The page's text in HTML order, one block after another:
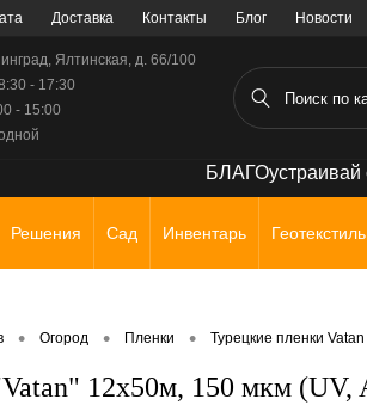
Доставка Контакты Блог Новости
Ялтинская, д. 66/100
- 17:30
- 15:00
Решения Сад Инвентарь
• Огород • Пленки • Турецкие пленки Vatan
12х50м, 150 мкм (UV,